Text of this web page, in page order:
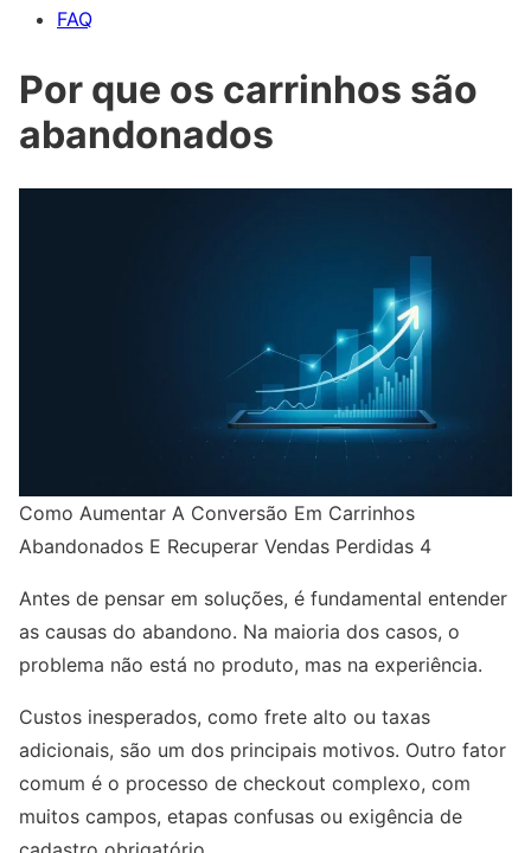
FAQ
Por que os carrinhos são
abandonados
Como Aumentar A Conversão Em Carrinhos
Abandonados E Recuperar Vendas Perdidas 4
Antes de pensar em soluções, é fundamental entender
as causas do abandono. Na maioria dos casos, o
problema não está no produto, mas na experiência.
Custos inesperados, como frete alto ou taxas
adicionais, são um dos principais motivos. Outro fator
comum é o processo de checkout complexo, com
muitos campos, etapas confusas ou exigência de